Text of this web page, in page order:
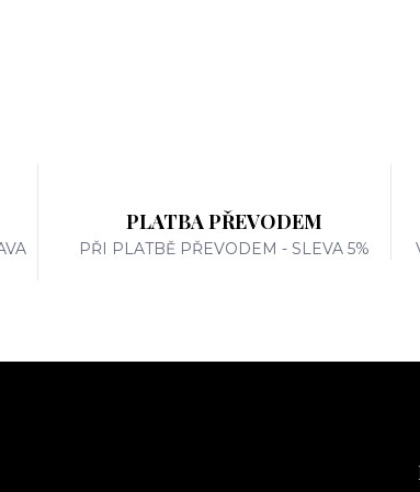
PLATBA PŘEVODEM
PŘI PLATBĚ PŘEVODEM - SLEVA 5%